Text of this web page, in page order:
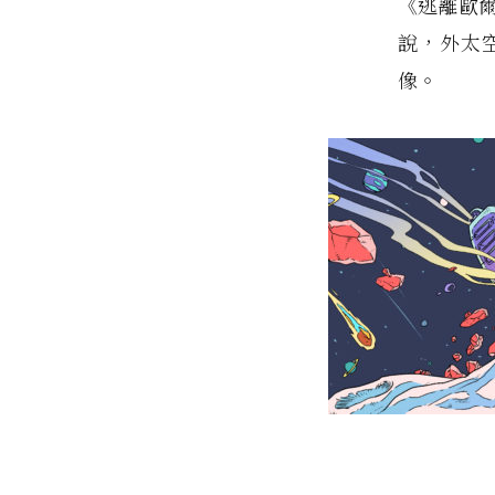
說，外太
像。